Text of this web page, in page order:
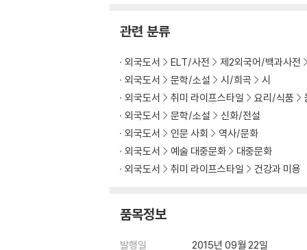
관련 분류
외국도서 ELT/사전
제2외국어/백과사전
외국도서
문학/소설 시/희곡
시
외국도서
취미 라이프스타일 요리/식품
외국도서
문학/소설
신화/전설
외국도서
인문 사회
역사/문화
외국도서
예술 대중문화
대중문화
외국도서
취미 라이프스타일 건강과 미용
품목정보
발행일 2015년 09월 22일